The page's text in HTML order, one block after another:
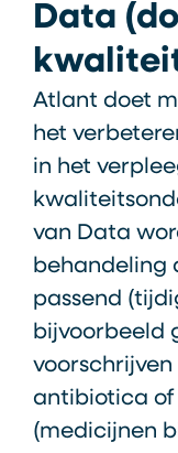
Data
Atlant doet
het
in het
van Data
behandeling
passend
bijvoorbeeld
antibiotica
(medicijnen